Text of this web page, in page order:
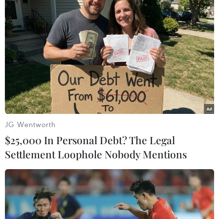
không có mối đe dọa
khủng bố
Theo Bộ Nội vụ Pháp, lực lượng an ninh nước này
đang rà soát và sàng lọc 1 triệu người trước khi sự
kiện thể thao lớn nhất thế giới chính thức bắt đầu.
(TTXVN/Vietnam+)
JG Wentworth
$25,000 In Personal Debt? The Legal
Settlement Loophole Nobody Mentions